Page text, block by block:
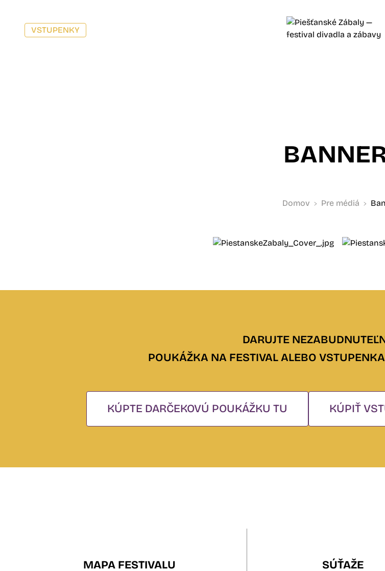
VSTUPENKY
Domov Pre médiá
DARUJTE
POUKÁŽKA NA FESTIVAL ALEBO
KÚPTE DARČEKOVÚ POUKÁŽKU TU KÚPIŤ
MAPA FESTIVALU SÚŤAŽE